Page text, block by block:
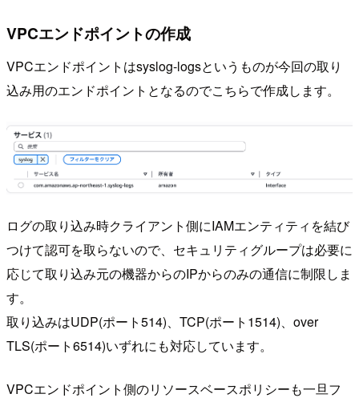
VPCエンドポイントの作成
VPCエンドポイントはsyslog-logsというものが今回の取り
込み用のエンドポイントとなるのでこちらで作成します。
ログの取り込み時クライアント側にIAMエンティティを結び
つけて認可を取らないので、セキュリティグループは必要に
応じて取り込み元の機器からのIPからのみの通信に制限しま
す。
取り込みはUDP(ポート514)、TCP(ポート1514)、over
TLS(ポート6514)いずれにも対応しています。
VPCエンドポイント側のリソースベースポリシーも一旦フ